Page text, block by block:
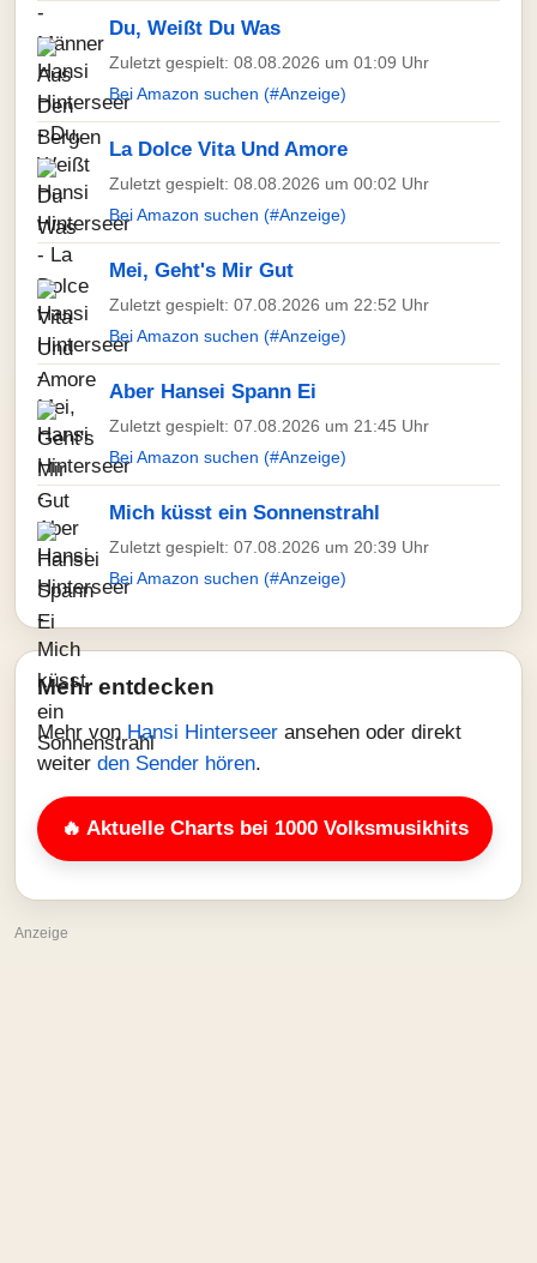
Du, Weißt Du Was
Zuletzt gespielt: 08.08.2026 um 01:09 Uhr
Bei Amazon suchen (#Anzeige)
La Dolce Vita Und Amore
Zuletzt gespielt: 08.08.2026 um 00:02 Uhr
Bei Amazon suchen (#Anzeige)
Mei, Geht's Mir Gut
Zuletzt gespielt: 07.08.2026 um 22:52 Uhr
Bei Amazon suchen (#Anzeige)
Aber Hansei Spann Ei
Zuletzt gespielt: 07.08.2026 um 21:45 Uhr
Bei Amazon suchen (#Anzeige)
Mich küsst ein Sonnenstrahl
Zuletzt gespielt: 07.08.2026 um 20:39 Uhr
Bei Amazon suchen (#Anzeige)
Mehr entdecken
Mehr von Hansi Hinterseer ansehen oder direkt
weiter den Sender hören.
🔥 Aktuelle Charts bei 1000 Volksmusikhits
Anzeige